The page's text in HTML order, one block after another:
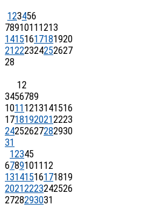
123456
7891011 1213
14151617181920
21222324252627
28
12
3456789
1011 1213141516
17181920212223
24252627282930
31
12345
67891011 12
13141516171819
20212223242526
2728293031